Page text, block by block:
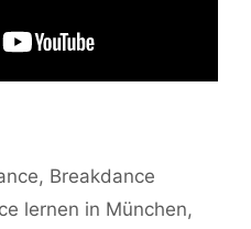
, Breakdance
lernen in München,